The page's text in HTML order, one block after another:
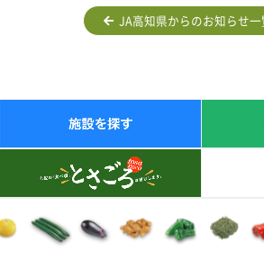
JA高知県からのお知らせ一